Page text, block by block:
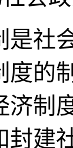
会
度的
济制
封建